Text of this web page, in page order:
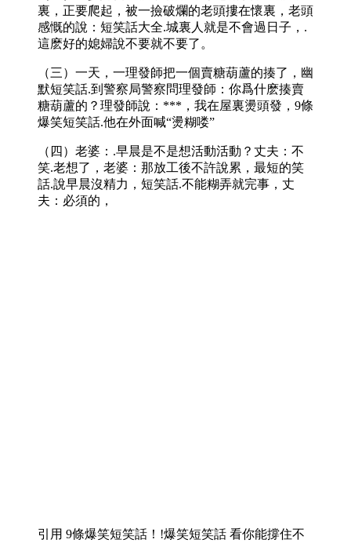
裏，正要爬起，被一撿破爛的老頭摟在懷裏，老頭
感慨的說：短笑話大全.城裏人就是不會過日子，.
這麽好的媳婦說不要就不要了。
（三）一天，一理發師把一個賣糖葫蘆的揍了，幽
默短笑話.到警察局警察問理發師：你爲什麽揍賣
糖葫蘆的？理發師說：***，我在屋裏燙頭發，9條
爆笑短笑話.他在外面喊“燙糊喽”
（四）老婆：.早晨是不是想活動活動？丈夫：不
笑.老想了，老婆：那放工後不許說累，最短的笑
話.說早晨沒精力，短笑話.不能糊弄就完事，丈
夫：必須的，
引用 9條爆笑短笑話！!爆笑短笑話 看你能撐住不